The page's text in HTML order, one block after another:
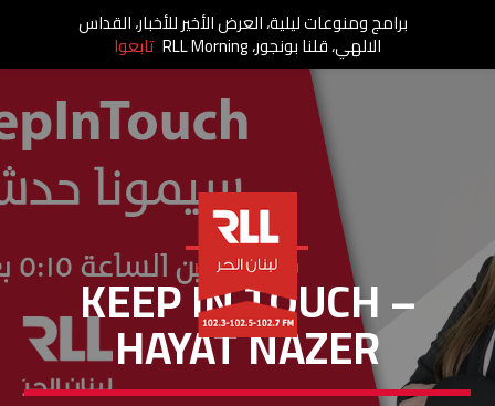
KEEP IN TOUCH
KEEP IN TOUCH –
HAYAT NAZER
برامج ومنوعات ليلية، العرض الأخير للأخبار، القداس
الالهي، قلنا بونجور، RLL Morning تابعوا